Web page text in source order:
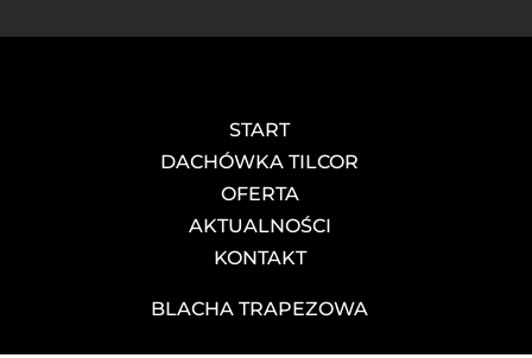
START
DACHÓWKA TILCOR
OFERTA
AKTUALNOŚCI
KONTAKT
BLACHA TRAPEZOWA